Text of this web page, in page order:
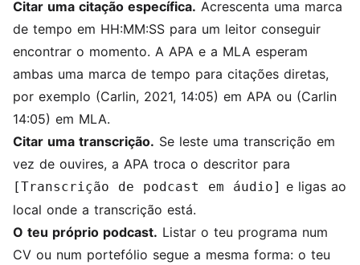
Citar uma citação específica. Acrescenta uma marca
de tempo em HH:MM:SS para um leitor conseguir
encontrar o momento. A APA e a MLA esperam
ambas uma marca de tempo para citações diretas,
por exemplo (Carlin, 2021, 14:05) em APA ou (Carlin
14:05) em MLA.
Citar uma transcrição. Se leste uma transcrição em
vez de ouvires, a APA troca o descritor para
[Transcrição de podcast em áudio] e ligas ao
local onde a transcrição está.
O teu próprio podcast. Listar o teu programa num
CV ou num portefólio segue a mesma forma: o teu